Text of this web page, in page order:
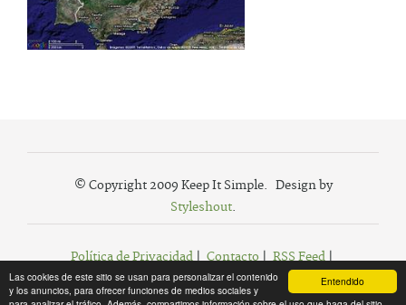
Entendido
Las cookies de este sitio se usan para personalizar el contenido
y los anuncios, para ofrecer funciones de medios sociales y
© Copyright 2009 Keep It Simple. Design by
Styleshout.
Política de Privacidad| Contacto| RSS Feed|
Agregar a Favoritos